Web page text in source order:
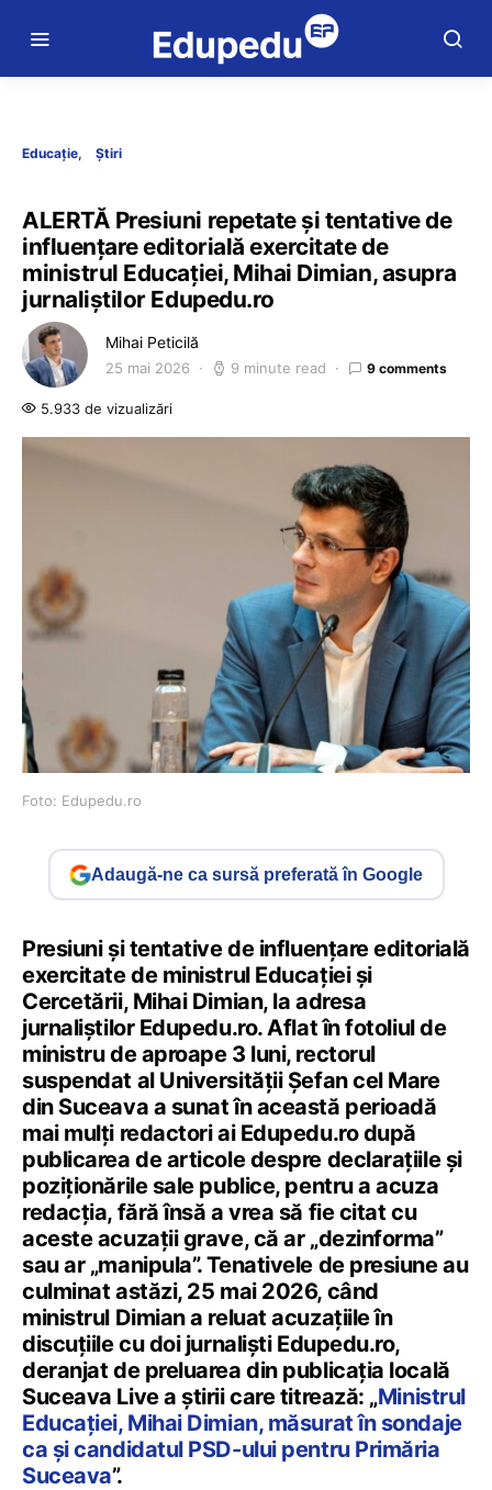
Educație Știri
ALERTĂ Presiuni repetate și tentative de
influențare editorială exercitate de
ministrul Educației, Mihai Dimian, asupra
jurnaliștilor Edupedu.ro
Mihai Peticilă
25 mai 2026 9 minute read 9 comments
5.933 de vizualizări
Foto: Edupedu.ro
Adaugă-ne ca sursă preferată în Google
Presiuni și tentative de influențare editorială
exercitate de ministrul Educației și
Cercetării, Mihai Dimian, la adresa
jurnaliștilor Edupedu.ro. Aflat în fotoliul de
ministru de aproape 3 luni, rectorul
suspendat al Universității Șefan cel Mare
din Suceava a sunat în această perioadă
mai mulți redactori ai Edupedu.ro după
publicarea de articole despre declarațiile și
poziționările sale publice, pentru a acuza
redacția, fără însă a vrea să fie citat cu
aceste acuzații grave, că ar „dezinforma”
sau ar „manipula”. Tenativele de presiune au
culminat astăzi, 25 mai 2026, când
ministrul Dimian a reluat acuzațiile în
discuțiile cu doi jurnaliști Edupedu.ro,
deranjat de preluarea din publicația locală
Suceava Live a știrii care titrează: „Ministrul
Educației, Mihai Dimian, măsurat în sondaje
ca și candidatul PSD-ului pentru Primăria
Suceava”.